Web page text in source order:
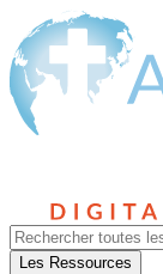
Les Ressources